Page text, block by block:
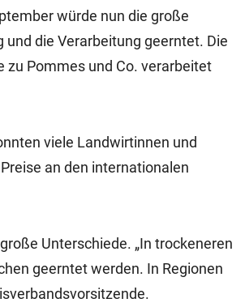
würde nun die große
die Verarbeitung geerntet. Die
zu Pommes und Co. verarbeitet
viele Landwirtinnen und
an den internationalen
Unterschiede. „In trockeneren
geerntet werden. In Regionen